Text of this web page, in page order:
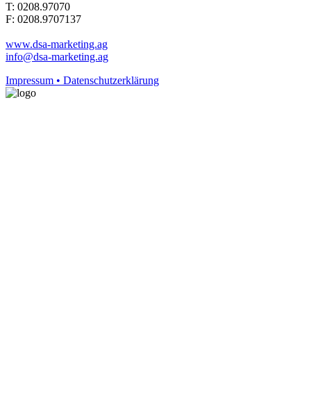
T: 0208.97070
F: 0208.9707137
www.dsa-marketing.ag
info@dsa-marketing.ag
Impressum • Datenschutzerklärung